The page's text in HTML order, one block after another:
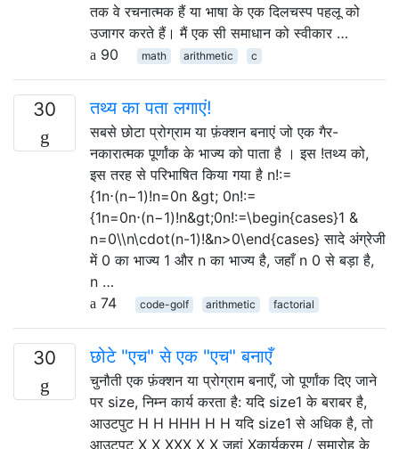
तक वे रचनात्मक हैं या भाषा के एक दिलचस्प पहलू को
उजागर करते हैं। मैं एक सी समाधान को स्वीकार …
90
math arithmetic c
30 तथ्य का पता लगाएं!
सबसे छोटा प्रोग्राम या फ़ंक्शन बनाएं जो एक गैर-
नकारात्मक पूर्णांक के भाज्य को पाता है । इस !तथ्य को,
इस तरह से परिभाषित किया गया है n!:=
{1n⋅(n−1)!n=0n &gt; 0n!:=
{1n=0n⋅(n−1)!n&gt;0n!:=\begin{cases}1 &
n=0\\n\cdot(n-1)!&n>0\end{cases} सादे अंग्रेजी
में 0 का भाज्य 1 और n का भाज्य है, जहाँ n 0 से बड़ा है,
n …
74
code-golf arithmetic factorial
30 छोटे "एच" से एक "एच" बनाएँ
चुनौती एक फ़ंक्शन या प्रोग्राम बनाएँ, जो पूर्णांक दिए जाने
पर size, निम्न कार्य करता है: यदि size1 के बराबर है,
आउटपुट H H HHH H H यदि size1 से अधिक है, तो
आउटपुट X X XXX X X जहां Xकार्यक्रम / समारोह के